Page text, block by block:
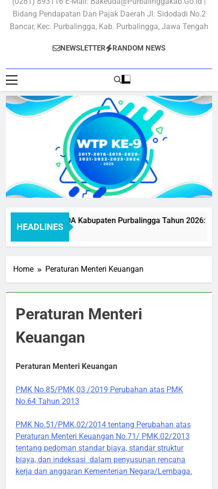
Bidang Pendapatan Dan Pajak Daerah Jl. Sidodadi No.2
Bancar, Kec. Purbalingga, Kab. Purbalingga, Jawa Tengah
NEWSLETTER RANDOM NEWS
HEADLINES
BAKEUDA Kabupaten Purbalingga Tahun 2026:
Home Peraturan Menteri Keuangan
Peraturan Menteri
Keuangan
Peraturan Menteri Keuangan
PMK No.85/PMK 03 /2019 Perubahan atas PMK
No.64 Tahun 2013
PMK No.51/PMK.02/2014 tentang Perubahan atas
Peraturan Menteri Keuangan No.71/ PMK.02/2013
tentang pedoman standar biaya, standar struktur
biaya, dan indeksasi dalam penyusunan rencana
kerja dan anggaran Kementerian Negara/Lembaga.